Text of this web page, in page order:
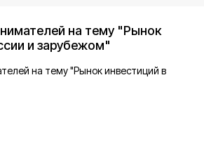
на тему "Рынок
и зарубежом"
на тему "Рынок инвестиций в